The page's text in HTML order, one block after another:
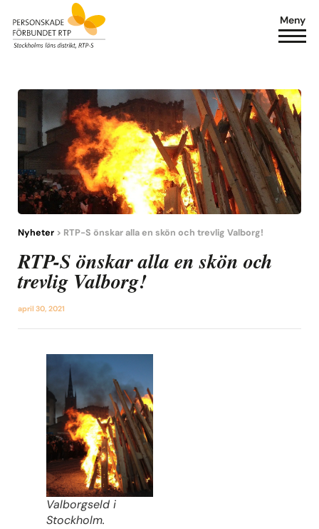
Meny
Nyheter > RTP-S önskar alla en skön och trevlig Valborg!
RTP-S önskar alla en skön och
trevlig Valborg!
april 30, 2021
Valborgseld i
Stockholm.